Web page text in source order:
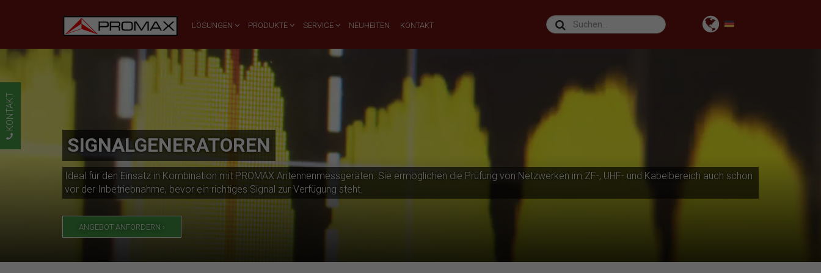
LÖSUNGEN PRODUKTE SERVICE NEUHEITEN KONTAKT
SIGNALGENERATOREN
Ideal für den Einsatz in Kombination mit PROMAX Antennenmessgeräten. Sie ermöglichen die Prüfung von Netzwerken im ZF-, UHF- und Kabelbereich auch schon
vor der Inbetriebnahme, bevor ein richtiges Signal zur Verfügung steht.
ANGEBOT ANFORDERN ›
KONTAKT